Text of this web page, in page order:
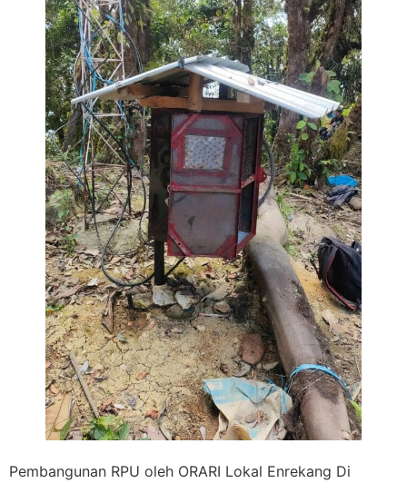
Pembangunan RPU oleh ORARI Lokal Enrekang Di